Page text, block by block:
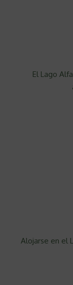
El Lago
Alojarse en el